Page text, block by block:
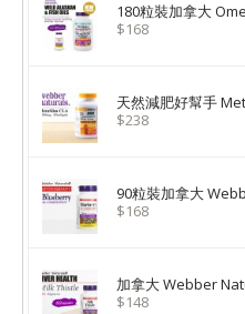
180粒裝加拿大
$168
天然減肥好幫手
$238
90粒裝加拿大
$168
加拿大 Webber
$148